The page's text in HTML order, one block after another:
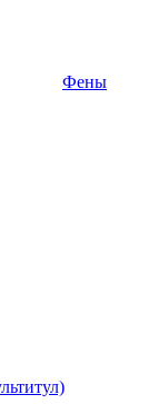
Фены